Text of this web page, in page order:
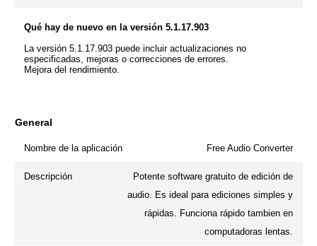
Qué hay de nuevo en la versión 5.1.17.903
La versión 5.1.17.903 puede incluir actualizaciones no
especificadas, mejoras o correcciones de errores.
Mejora del rendimiento.
General
Nombre de la aplicación Free Audio Converter
Descripción
Potente software gratuito de edición de
audio. Es ideal para ediciones simples y
rápidas. Funciona rápido tambien en
computadoras lentas.